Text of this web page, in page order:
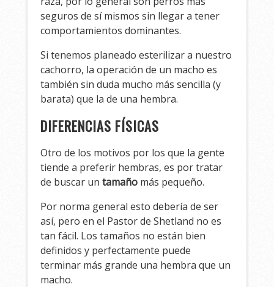
seguros de sí mismos sin llegar a tener
comportamientos dominantes.
Si tenemos planeado esterilizar a nuestro
cachorro, la operación de un macho es
también sin duda mucho más sencilla (y
barata) que la de una hembra.
DIFERENCIAS FÍSICAS
Otro de los motivos por los que la gente
tiende a preferir hembras, es por tratar
de buscar untamaño más pequeño.
Por norma general esto debería de ser
así, pero en el Pastor de Shetland no es
tan fácil. Los tamaños no están bien
definidos y perfectamente puede
terminar más grande una hembra que un
macho.